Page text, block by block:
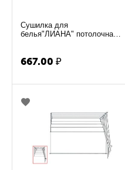
Сушилка для
белья"ЛИАНА" потолочная
667.00 ₽